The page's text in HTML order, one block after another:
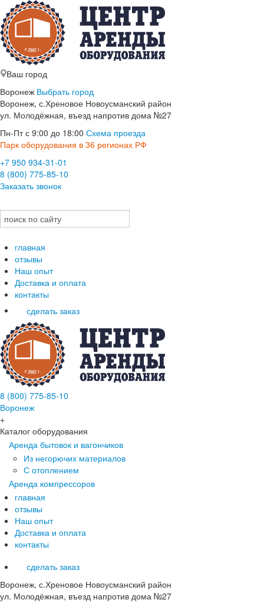
Ваш город
Воронеж Выбрать город
Воронеж, с.Хреновое Новоусманский район
ул. Молодёжная, въезд напротив дома №27
Пн-Пт с 9:00 до 18:00 Схема проезда
Парк оборудования в 36 регионах РФ
+7 950 934-31-01
8 (800) 775-85-10
Заказать звонок
главная
отзывы
Наш опыт
Доставка и оплата
контакты
сделать заказ
8 (800) 775-85-10
Воронеж
+
Каталог оборудования
Аренда бытовок и вагончиков
Из негорючих материалов
С отоплением
Аренда компрессоров
главная
отзывы
Наш опыт
Доставка и оплата
контакты
сделать заказ
Воронеж, с.Хреновое Новоусманский район
ул. Молодёжная, въезд напротив дома №27